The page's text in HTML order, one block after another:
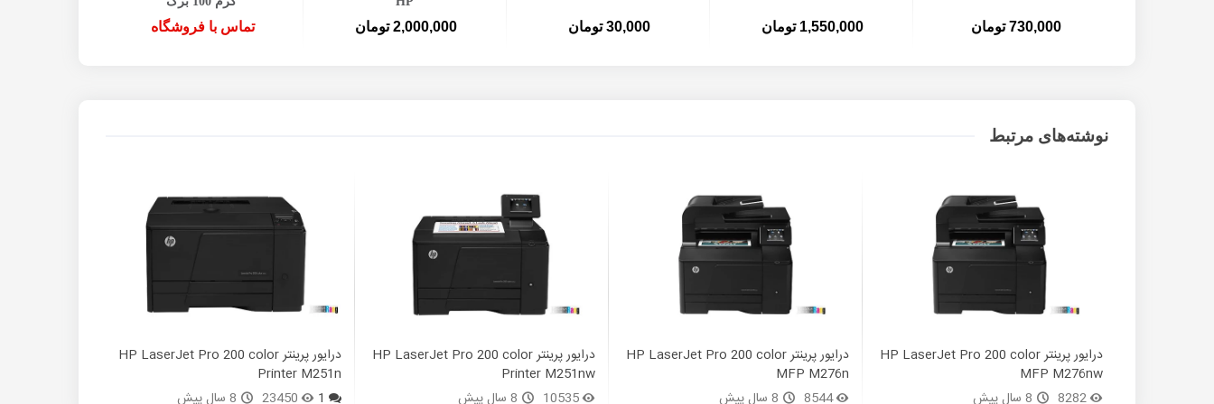
730,000 تومان 1,550,000 تومان 30,000 تومان 2,000,000 تومان تماس با فروشگاه
نوشته‌های مرتبط
درایور پرینتر HP LaserJet Pro 200 color
MFP M276nw
8282
8 سال پیش
درایور پرینتر HP LaserJet Pro 200 color
MFP M276n
8544
8 سال پیش
درایور پرینتر HP LaserJet Pro 200 color
Printer M251nw
10535
8 سال پیش
درایور پرینتر HP LaserJet Pro 200 color
Printer M251n
1
23450 8 سال پیش